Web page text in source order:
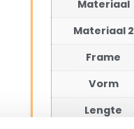
Materiaal
Materiaal 2
Frame
Vorm
Lengte